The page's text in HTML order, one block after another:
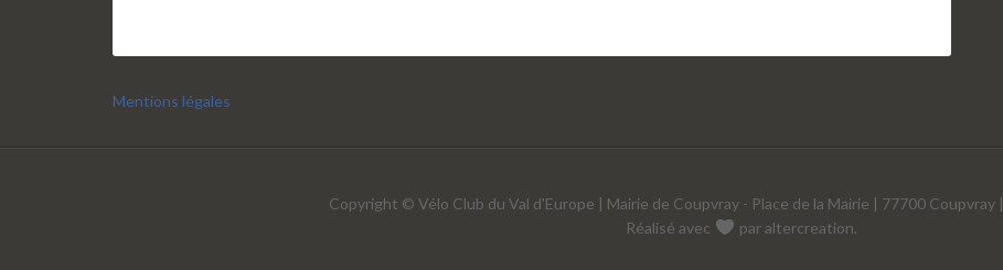
Mentions légales
Copyright © Vélo Club du Val d'Europe | Mairie de Coupvray - Place de la Mairie | 77700 Coupvray |
Réalisé avec
paraltercreation.